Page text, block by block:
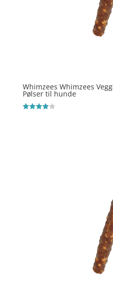
Whimzees Whimzees
Pølser til hunde